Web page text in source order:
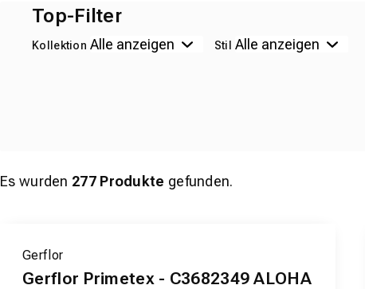
Top-Filter
Kollektion Stil
Es wurden 277Produkte gefunden.
Gerflor
Gerflor Primetex - C3682349 ALOHA